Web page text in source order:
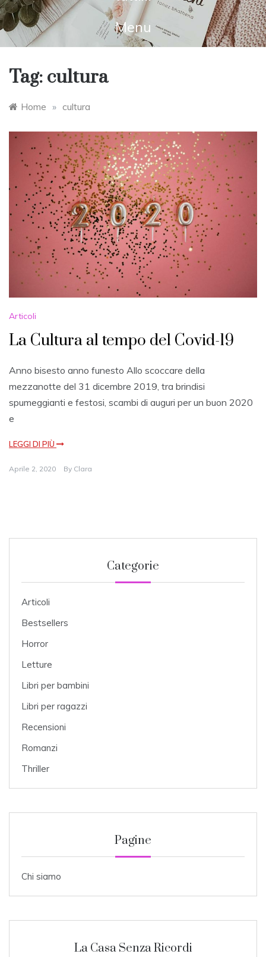
Menu
Tag: cultura
Home » cultura
Articoli
La Cultura al tempo del Covid-19
Anno bisesto anno funesto Allo scoccare della
mezzanotte del 31 dicembre 2019, tra brindisi
spumeggianti e festosi, scambi di auguri per un buon 2020
e
LEGGI DI PIÙ
Aprile 2, 2020 By Clara
Categorie
Articoli
Bestsellers
Horror
Letture
Libri per bambini
Libri per ragazzi
Recensioni
Romanzi
Thriller
Pagine
Chi siamo
La Casa Senza Ricordi